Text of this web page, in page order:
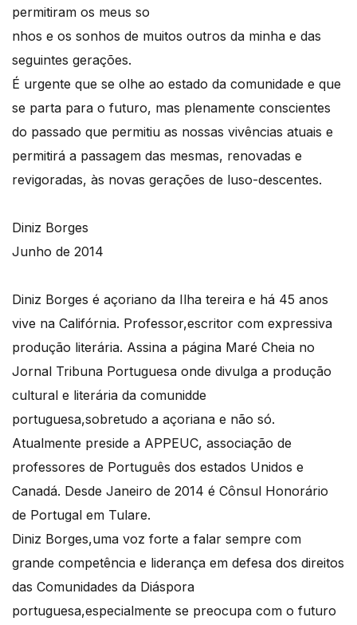
permitiram os meus so
nhos e os sonhos de muitos outros da minha e das
seguintes gerações.
É urgente que se olhe ao estado da comunidade e que
se parta para o futuro, mas plenamente conscientes
do passado que permitiu as nossas vivências atuais e
permitirá a passagem das mesmas, renovadas e
revigoradas, às novas gerações de luso-descentes.
Diniz Borges
Junho de 2014
Diniz Borges é açoriano da Ilha tereira e há 45 anos
vive na Califórnia. Professor,escritor com expressiva
produção literária. Assina a página Maré Cheia no
Jornal Tribuna Portuguesa onde divulga a produção
cultural e literária da comunidde
portuguesa,sobretudo a açoriana e não só.
Atualmente preside a APPEUC, associação de
professores de Português dos estados Unidos e
Canadá. Desde Janeiro de 2014 é Cônsul Honorário
de Portugal em Tulare.
Diniz Borges,uma voz forte a falar sempre com
grande competência e liderança em defesa dos direitos
das Comunidades da Diáspora
portuguesa,especialmente se preocupa com o futuro